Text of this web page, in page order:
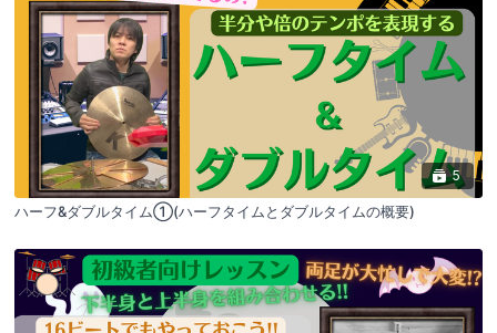
5
ハーフ&ダブルタイム①(ハーフタイムとダブルタイムの概要)